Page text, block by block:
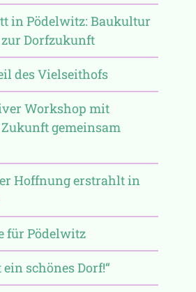
in Pödelwitz: Baukultur
Dorfzukunft
des Vielseithofs
Workshop mit
gemeinsam
Hoffnung erstrahlt in
für Pödelwitz
schönes Dorf!“